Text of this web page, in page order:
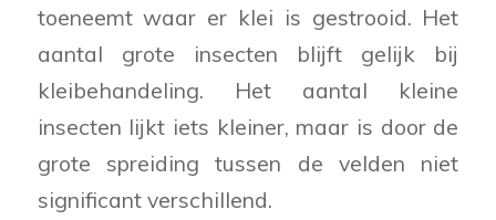
toeneemt waar er klei is gestrooid. Het
aantal grote insecten blijft gelijk bij
kleibehandeling. Het aantal kleine
insecten lijkt iets kleiner, maar is door de
grote spreiding tussen de velden niet
significant verschillend.